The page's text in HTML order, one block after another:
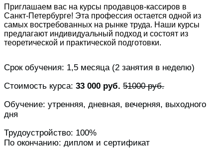
Приглашаем вас на курсы продавцов-кассиров в
Санкт-Петербурге! Эта профессия остается одной из
самых востребованных на рынке труда. Наши курсы
предлагают индивидуальный подход и состоят из
теоретической и практической подготовки.
Срок обучения: 1,5 месяца (2 занятия в неделю)
Стоимость курса: 33 000 руб. 51000 руб.
Обучение: утренняя, дневная, вечерняя, выходного
дня
Трудоустройство: 100%
По окончанию: диплом и сертификат